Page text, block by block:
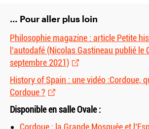
… Pour aller plus loin
Philosophie magazine : article Petite
l’autodafé (Nicolas Gastineau publié le
septembre 2021)
History of Spain : une vidéo :Cordoue,
Cordoue ?
Disponible en salle Ovale :